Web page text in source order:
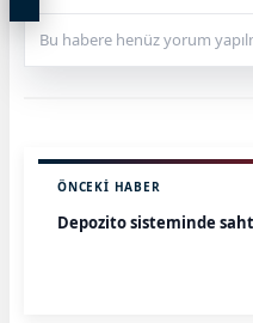
Bu habere henüz yorum
ÖNCEKI HABER
Depozito sisteminde